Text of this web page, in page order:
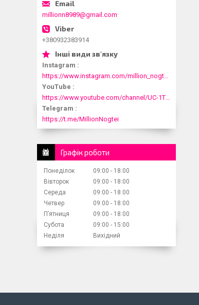
millionn8989@gmail.com
+380932383914
Instagram
YouTube
Telegram
https://t.me/MillionNogtei
Графік роботи
Понеділок 09:00
18:00
Вівторок
09:00
18:00
Середа
09:00
18:00
Четвер
09:00
18:00
Пʼятниця
09:00
18:00
Субота
09:00
15:00
Неділя
Вихідний